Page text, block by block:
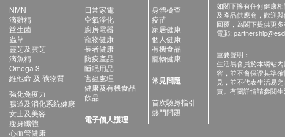
NMN
滴雞精
益生菌
蟲草
靈芝及雲芝
滴魚精
Omega 3
維他命 及 礦物質
強化免疫力
腸道及消化系統健康
女士及美容
瘦身纖體
心血管健康
日常家電
空氣淨化
廚房電器
寵物健康
長者健康
防疫產品
睡眠用品
害蟲處理
健康及有機食品
飲品
電子個人護理
身體檢查
疫苗
家居健康
個人健康
有機食品
寵物健康
常見問題
首次驗身指引
熱門問題
如閣下擁有任何健康
及產品供應商，歡迎
回覆，為閣下提供更多
電郵:
重要聲明：
生活易會員於本網站
容，並不會保證其準
見，並不代表生活易
責。有關詳情請參閱生